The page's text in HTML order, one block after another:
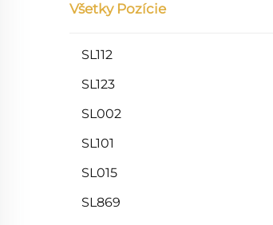
Všetky Pozície
SL112
SL123
SL002
SL101
SL015
SL869